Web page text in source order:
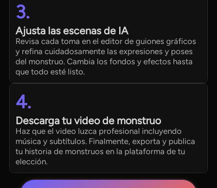
3.
Ajusta las escenas de IA
Revisa cada toma en el editor de guiones gráficos
y refina cuidadosamente las expresiones y poses
del monstruo. Cambia los fondos y efectos hasta
que todo esté listo.
4.
Descarga tu video de monstruo
Haz que el video luzca profesional incluyendo
música y subtítulos. Finalmente, exporta y publica
tu historia de monstruos en la plataforma de tu
elección.